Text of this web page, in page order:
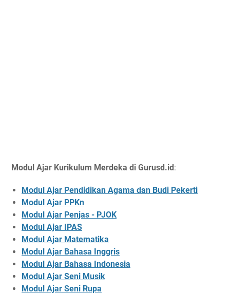
Modul Ajar Kurikulum Merdeka di Gurusd.id:
Modul Ajar Pendidikan Agama dan Budi Pekerti
Modul Ajar PPKn
Modul Ajar Penjas - PJOK
Modul Ajar IPAS
Modul Ajar Matematika
Modul Ajar Bahasa Inggris
Modul Ajar Bahasa Indonesia
Modul Ajar Seni Musik
Modul Ajar Seni Rupa